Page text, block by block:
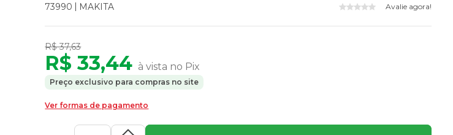
73990 MAKITA Avalie agora!
R$ 37,63
R$ 33,44 à vista no Pix
Preço exclusivo para compras no site
Ver formas de pagamento